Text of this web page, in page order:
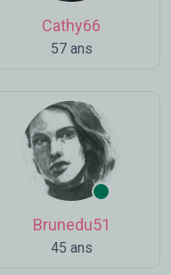
Cathy66
57 ans
Brunedu51
45 ans